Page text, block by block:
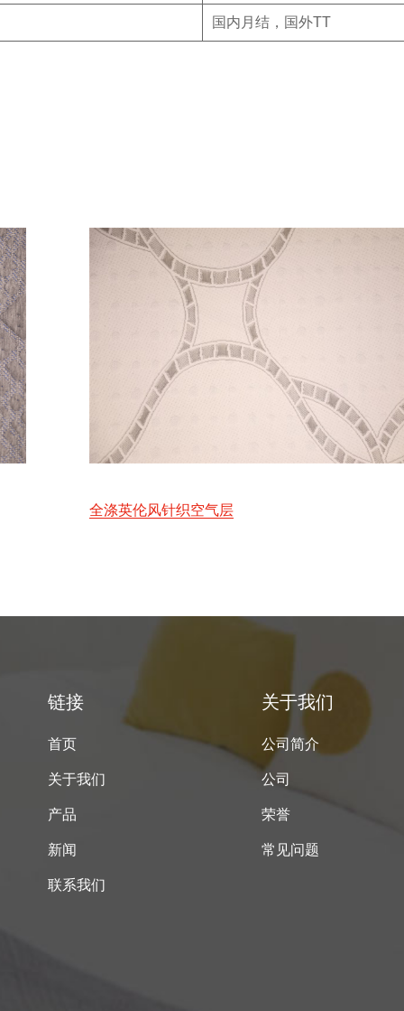
国内月结，国外TT
全涤英伦风针织空气层
链接
首页
关于我们
产品
新闻
联系我们
关于我们
公司简介
公司
荣誉
常见问题